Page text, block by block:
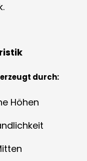
durch:
Höhen